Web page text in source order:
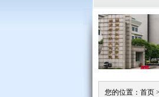
您的位置： 首页 >